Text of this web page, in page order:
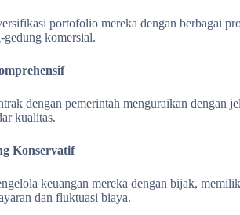
portofolio mereka dengan berbagai
gedung komersial.
dengan pemerintah menguraikan dengan
kualitas.
Konservatif
keuangan mereka dengan bijak,
dan fluktuasi biaya.